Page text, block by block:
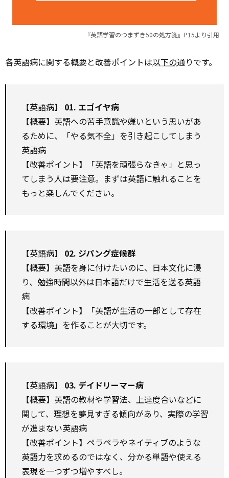
『英語学習のつまずき50の処方箋』P15より引用
各英語病に関する概要と改善ポイントは以下の通りです。
【英語病】
01. エゴイヤ病
【概要】英語への苦手意識や嫌いという思いがあ
るために、「やる気不全」を引き起こしてしまう
英語病
【改善ポイント】「英語を頑張らなきゃ」と思っ
てしまう人は要注意。まずは英語に触れることを
もっと楽しんでください。
【英語病】
02. ジパング症候群
【概要】英語を身に付けたいのに、日本文化に浸
り、勉強時間以外は日本語だけで生活を送る英語
病
【改善ポイント】「英語が生活の一部として存在
する環境」を作ることが大切です。
【英語病】
03. デイドリーマー病
【概要】英語の教材や学習法、上達度合いなどに
関して、理想を夢見すぎる傾向があり、実際の学習
が進まない英語病
【改善ポイント】ペラペラやネイティブのような
英語力を求めるのではなく、分かる単語や使える
表現を一つずつ増やすべし。